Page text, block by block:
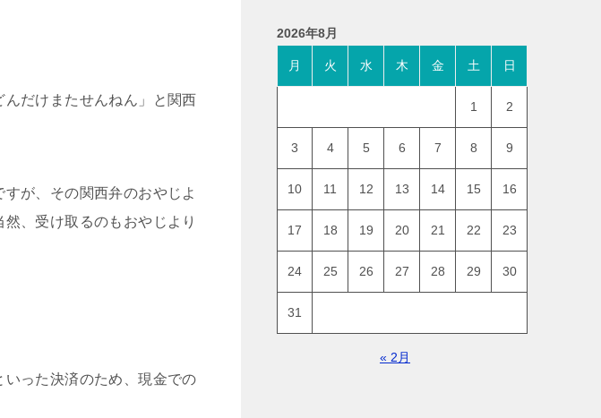
だけまたせんねん」と関西
が、その関西弁のおやじよ
、受け取るのもおやじより
った決済のため、現金での
2026年8月
月 火 水 木 金 土 日
1 2
3 4 5 6 7 8 9
10 11 12 13 14 15 16
17 18 19 20 21 22 23
24 25 26 27 28 29 30
31
« 2月